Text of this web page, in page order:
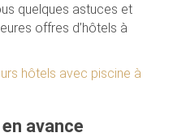
quelques astuces et
offres d’hôtels à
hôtels avec piscine à
avance